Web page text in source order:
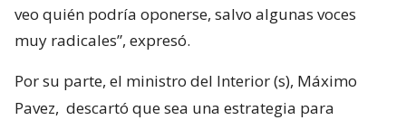
veo quién podría oponerse, salvo algunas voces
muy radicales”, expresó.
Por su parte, el ministro del Interior (s), Máximo
Pavez, descartó que sea una estrategia para